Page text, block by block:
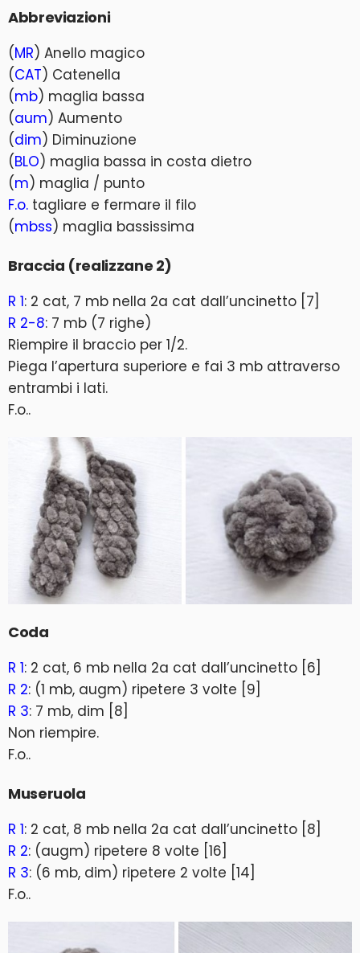
Abbreviazioni
(MR) Anello magico
(CAT) Catenella
(mb) maglia bassa
(aum) Aumento
(dim) Diminuzione
(BLO) maglia bassa in costa dietro
(m) maglia / punto
F.o. tagliare e fermare il filo
(mbss) maglia bassissima
Braccia (realizzane 2)
R 1: 2 cat, 7 mb nella 2a cat dall’uncinetto [7]
R 2-8: 7 mb (7 righe)
Riempire il braccio per 1/2.
Piega l’apertura superiore e fai 3 mb attraverso
entrambi i lati.
F.o..
Coda
R 1: 2 cat, 6 mb nella 2a cat dall’uncinetto [6]
R 2: (1 mb, augm) ripetere 3 volte [9]
R 3: 7 mb, dim [8]
Non riempire.
F.o..
Museruola
R 1: 2 cat, 8 mb nella 2a cat dall’uncinetto [8]
R 2: (augm) ripetere 8 volte [16]
R 3: (6 mb, dim) ripetere 2 volte [14]
F.o..